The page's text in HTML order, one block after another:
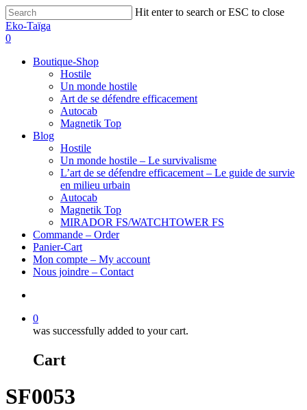
Hit enter to search or ESC to close
Eko-Taïga
0
Boutique-Shop
Hostile
Un monde hostile
Art de se défendre efficacement
Autocab
Magnetik Top
Blog
Hostile
Un monde hostile – Le survivalisme
L’art de se défendre efficacement – Le guide de survie
en milieu urbain
Autocab
Magnetik Top
MIRADOR FS/WATCHTOWER FS
Commande – Order
Panier-Cart
Mon compte – My account
Nous joindre – Contact
0
was successfully added to your cart.
Cart
SF0053